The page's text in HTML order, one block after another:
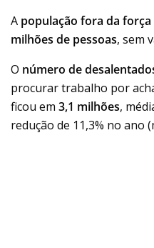
A população fora da
milhões de pessoas, sem
O número de
procurar trabalho por
ficou em 3,1 milhões,
redução de 11,3% no ano